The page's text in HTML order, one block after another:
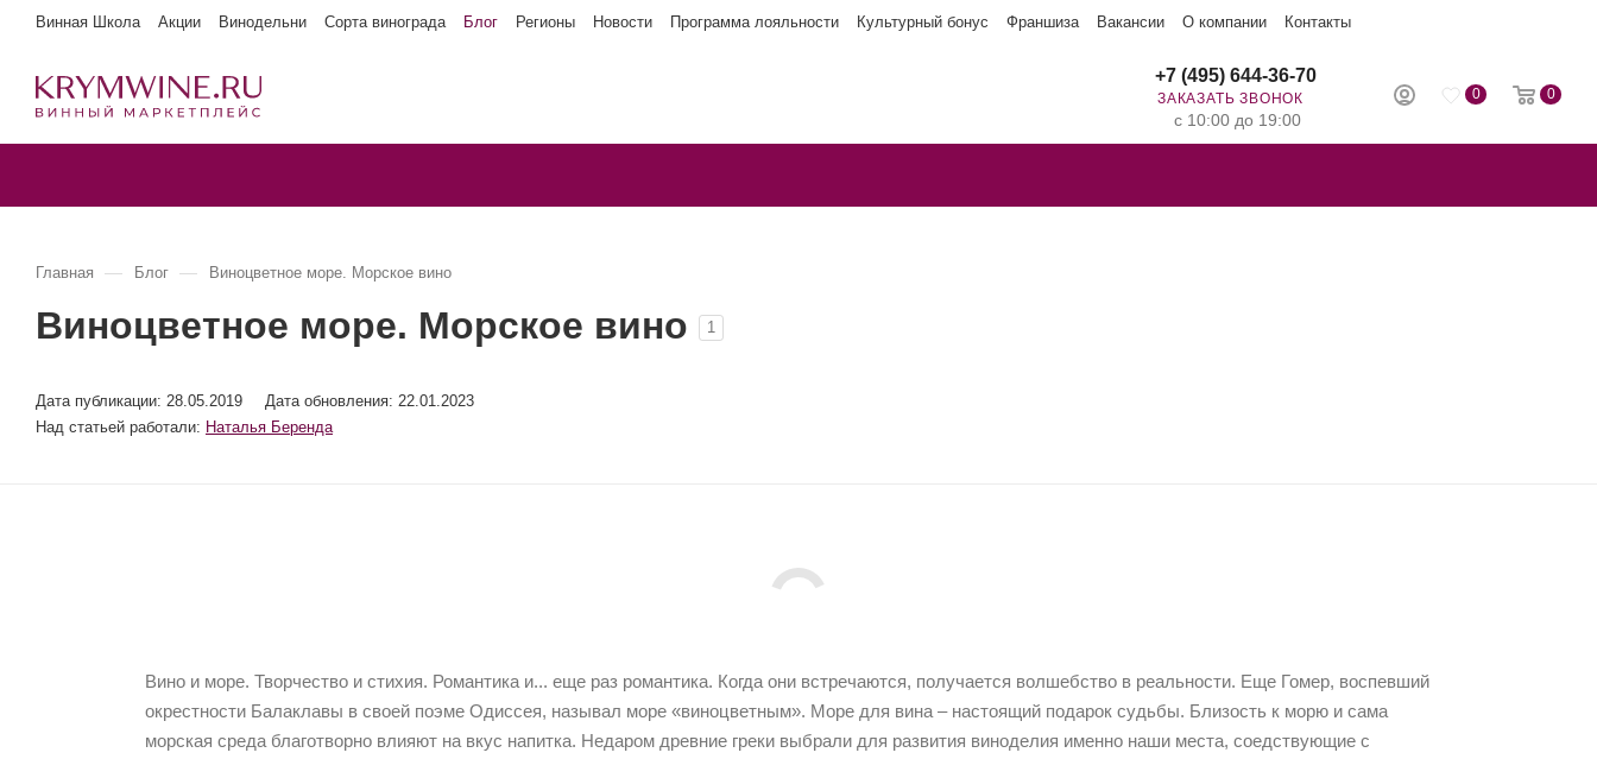
Винная Школа Акции Винодельни Сорта винограда Блог Регионы Новости Программа лояльности Культурный бонус Франшиза Вакансии О компании Контакты
0 0
+7 (495) 644-36-70
ЗАКАЗАТЬ ЗВОНОК
с 10:00 до 19:00
Главная — Блог — Виноцветное море. Морское вино
Виноцветное море. Морское вино 1
Дата публикации: 28.05.2019
Дата обновления: 22.01.2023
Над статьей работали: Наталья Беренда
Вино и море. Творчество и стихия. Романтика и... еще раз романтика. Когда они встречаются, получается волшебство в реальности. Еще Гомер, воспевший
окрестности Балаклавы в своей поэме Одиссея, называл море «виноцветным». Море для вина – настоящий подарок судьбы. Близость к морю и сама
морская среда благотворно влияют на вкус напитка. Недаром древние греки выбрали для развития виноделия именно наши места, соедствующие с